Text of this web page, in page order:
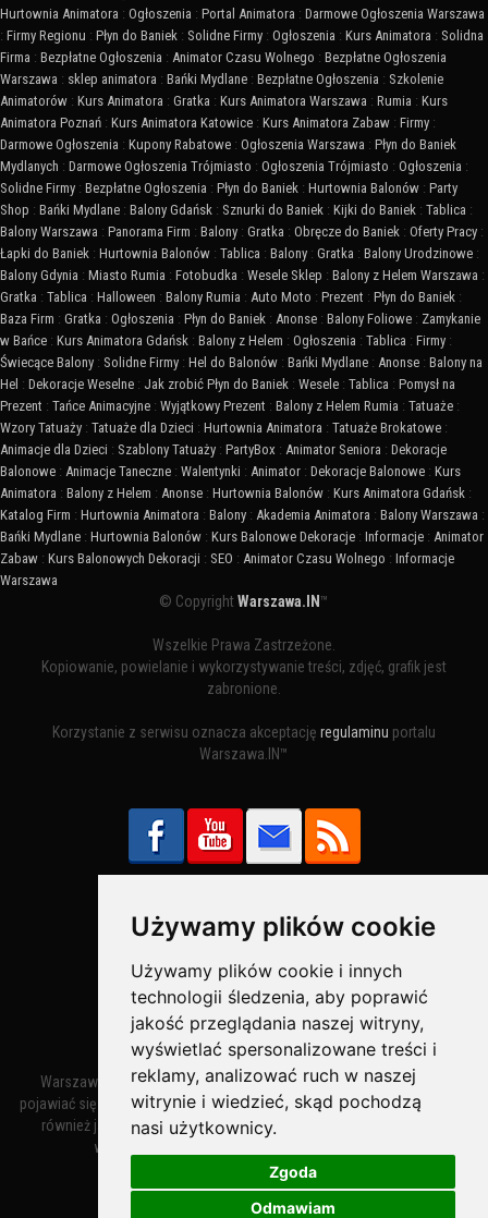
Używamy plików cookie
Używamy plików cookie i innych
technologii śledzenia, aby poprawić
jakość przeglądania naszej witryny,
wyświetlać spersonalizowane treści i
reklamy, analizować ruch w naszej
witrynie i wiedzieć, skąd pochodzą
nasi użytkownicy.
Zgoda
Odmawiam
Hurtownia Animatora : Ogłoszenia : Portal Animatora : Darmowe Ogłoszenia Warszawa
: Firmy Regionu : Płyn do Baniek : Solidne Firmy : Ogłoszenia : Kurs Animatora : Solidna
Firma : Bezpłatne Ogłoszenia : Animator Czasu Wolnego : Bezpłatne Ogłoszenia
Warszawa : sklep animatora : Bańki Mydlane : Bezpłatne Ogłoszenia : Szkolenie
Animatorów : Kurs Animatora : Gratka : Kurs Animatora Warszawa : Rumia : Kurs
Animatora Poznań : Kurs Animatora Katowice : Kurs Animatora Zabaw : Firmy :
Darmowe Ogłoszenia : Kupony Rabatowe : Ogłoszenia Warszawa : Płyn do Baniek
Mydlanych : Darmowe Ogłoszenia Trójmiasto : Ogłoszenia Trójmiasto : Ogłoszenia :
Solidne Firmy : Bezpłatne Ogłoszenia : Płyn do Baniek : Hurtownia Balonów : Party
Shop : Bańki Mydlane : Balony Gdańsk : Sznurki do Baniek : Kijki do Baniek : Tablica :
Balony Warszawa : Panorama Firm : Balony : Gratka : Obręcze do Baniek : Oferty Pracy :
Łapki do Baniek : Hurtownia Balonów : Tablica : Balony : Gratka : Balony Urodzinowe :
Balony Gdynia : Miasto Rumia : Fotobudka : Wesele Sklep : Balony z Helem Warszawa :
Gratka : Tablica : Halloween : Balony Rumia : Auto Moto : Prezent : Płyn do Baniek :
Baza Firm : Gratka : Ogłoszenia : Płyn do Baniek : Anonse : Balony Foliowe : Zamykanie
w Bańce : Kurs Animatora Gdańsk : Balony z Helem : Ogłoszenia : Tablica : Firmy :
Świecące Balony : Solidne Firmy : Hel do Balonów : Bańki Mydlane : Anonse : Balony na
Hel : Dekoracje Weselne : Jak zrobić Płyn do Baniek : Wesele : Tablica : Pomysł na
Prezent : Tańce Animacyjne : Wyjątkowy Prezent : Balony z Helem Rumia : Tatuaże :
Wzory Tatuaży : Tatuaże dla Dzieci : Hurtownia Animatora : Tatuaże Brokatowe :
Animacje dla Dzieci : Szablony Tatuaży : PartyBox : Animator Seniora : Dekoracje
Balonowe : Animacje Taneczne : Walentynki : Animator : Dekoracje Balonowe : Kurs
Animatora : Balony z Helem : Anonse : Hurtownia Balonów : Kurs Animatora Gdańsk :
Katalog Firm : Hurtownia Animatora : Balony : Akademia Animatora : Balony Warszawa :
Bańki Mydlane : Hurtownia Balonów : Kurs Balonowe Dekoracje : Informacje : Animator
Zabaw : Kurs Balonowych Dekoracji : SEO : Animator Czasu Wolnego : Informacje
Warszawa
© CopyrightWarszawa.IN ™
Wszelkie Prawa Zastrzeżone.
Kopiowanie, powielanie i wykorzystywanie treści, zdjęć, grafik jest
zabronione.
Korzystanie z serwisu oznacza akceptację regulaminu portalu
Warszawa.IN™
Bezpieczne Płatności obsługuje:
Warszawa – miasto stołeczne Warszawa. Nazwa miasta zaczęła
pojawiać się w dokumentach w XIV wieku jako Warszewa, a od XV wieku
również jako Warszowa. Zmiana nazwy na Warszawa w XV wieku
wynikała z mazowieckiej wymowy dialektycznej.